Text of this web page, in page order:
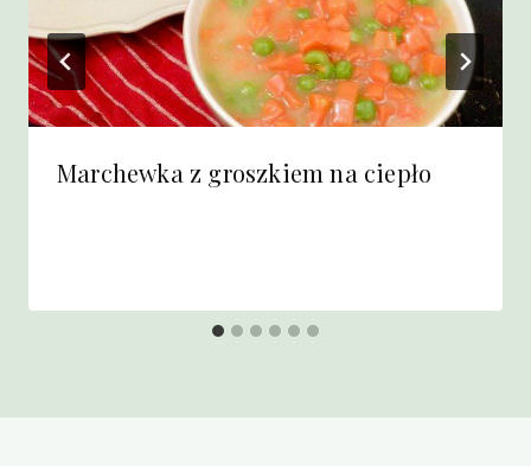
Marchewka z groszkiem na ciepło